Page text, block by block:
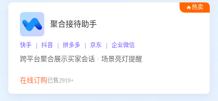
🔥热卖
聚合接待助手
快手 | 抖音 | 拼多多 | 京东 | 企业微信
跨平台聚合展示买家会话 · 场景亮灯提醒
在线订购已售2919+